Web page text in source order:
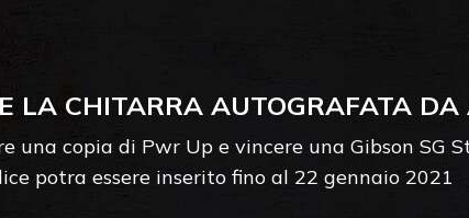
LA CHITARRA AUTOGRAFATA DA
una copia di Pwr Up e vincere una Gibson SG
potra essere inserito fino al 22 gennaio 2021